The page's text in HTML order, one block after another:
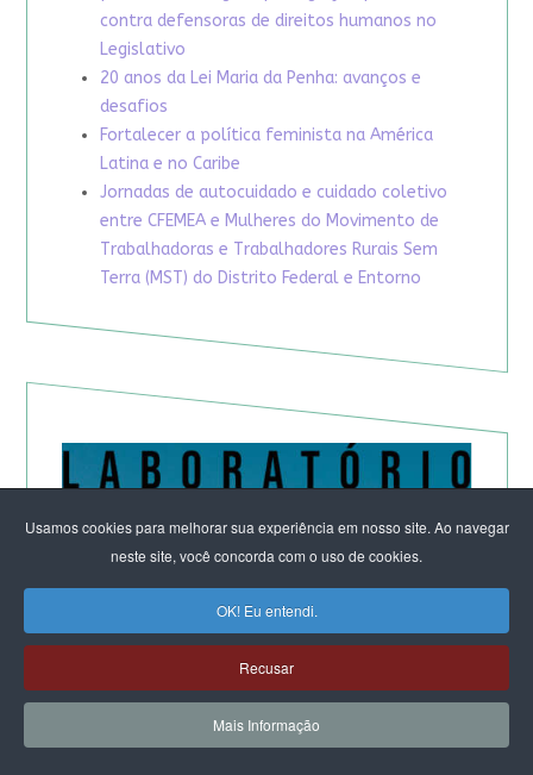
Usamos cookies para melhorar sua experiência em nosso site. Ao navegar
neste site, você concorda com o uso de cookies.
OK! Eu entendi.
Recusar
Mais Informação
contra defensoras de direitos humanos no
Legislativo
20 anos da Lei Maria da Penha: avanços e
desafios
Fortalecer a política feminista na América
Latina e no Caribe
Jornadas de autocuidado e cuidado coletivo
entre CFEMEA e Mulheres do Movimento de
Trabalhadoras e Trabalhadores Rurais Sem
Terra (MST) do Distrito Federal e Entorno